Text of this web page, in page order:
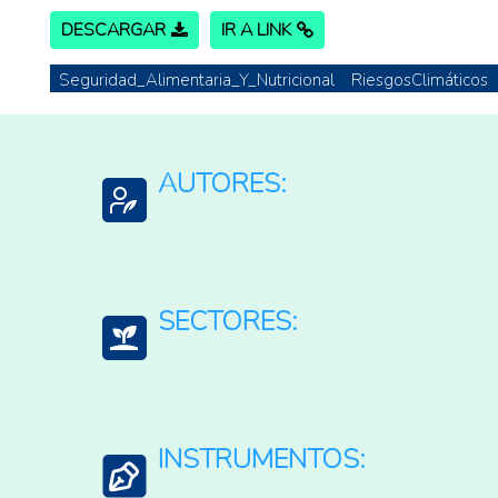
DESCARGAR IR A LINK
Seguridad_Alimentaria_Y_Nutricional RiesgosClimáticos
AUTORES:
World Food Programme (WFP)
SECTORES:
Multisectorial
INSTRUMENTOS: